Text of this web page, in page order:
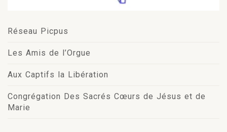
Réseau Picpus
Les Amis de l’Orgue
Aux Captifs la Libération
Congrégation Des Sacrés Cœurs de Jésus et de
Marie